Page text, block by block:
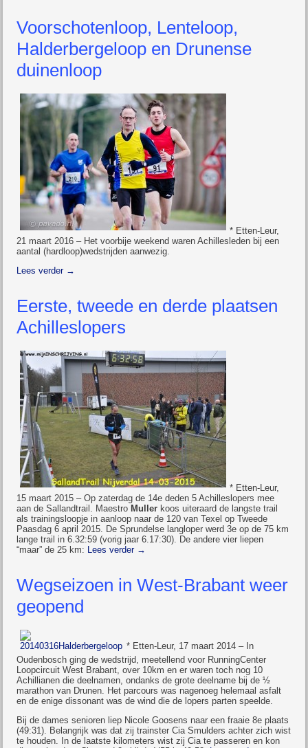
Voorschotenloop, Lenteloop,
Halderbergeloop en Drunense
duinenloop
* Etten-Leur,
21 maart 2016 – Het voorbije weekend waren Achillesleden bij een
aantal (hardloop)wedstrijden aanwezig.
Lees verder →
Eerste, tweede en derde plaatsen
Achilleslopers
* Etten-Leur,
15 maart 2015 – Op zaterdag de 14e deden 5 Achilleslopers mee
aan de Sallandtrail. Maestro Muller koos uiteraard de langste trail
als trainingsloopje in aanloop naar de 120 van Texel opTweede
Paasdag 6 april 2015. De Sprundelse langloper werd 3e op de 75 km
lange trail in 6.32:59 (vorig jaar 6.17:30). De andere vier liepen
“maar” de 25 km: Lees verder →
Wegseizoen in West-Brabant weer
geopend
* Etten-Leur, 17 maart 2014 – In
Oudenbosch ging de wedstrijd, meetellend voor RunningCenter
Loopcircuit West Brabant, over 10km en er waren toch nog 10
Achillianen die deelnamen, ondanks de grote deelname bij de ½
marathon van Drunen. Het parcours was nagenoeg helemaal asfalt
en de enige dissonant was de wind die de lopers parten speelde.
Bij de dames senioren liep Nicole Goosens naar een fraaie 8e plaats
(49:31). Belangrijk was dat zij trainster Cia Smulders achter zich wist
te houden. In de laatste kilometers wist zij Cia te passeren en kon